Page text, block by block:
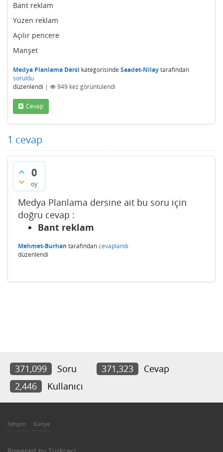
Bant reklam
Yüzen reklam
Açılır pencere
Manşet
Medya Planlama Dersi kategorisinde Saadet-Nilaytarafından
soruldu
düzenlendi | 949 kez görüntülendi
Cevap
1 cevap
0
oy
Medya Planlama dersine ait bu soru için
doğru cevap :
Bant reklam
Mehmet-Burhan tarafındancevaplandı
düzenlendi
371,099 Soru 371,323
Cevap
2,446
Kullanıcı
İletişim Künye